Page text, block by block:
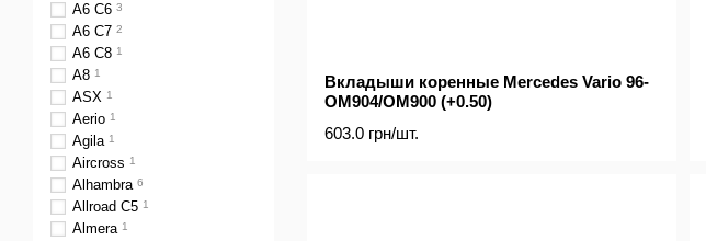
Вкладыши коренные Mercedes Vario 96-
OM904/OM900 (+0.50)
603.0 грн/шт.
A6 C6 3
A6 C7 2
A6 C8 1
A8 1
ASX 1
Aerio 1
Agila 1
Aircross 1
Alhambra 6
Allroad C5 1
Almera 1